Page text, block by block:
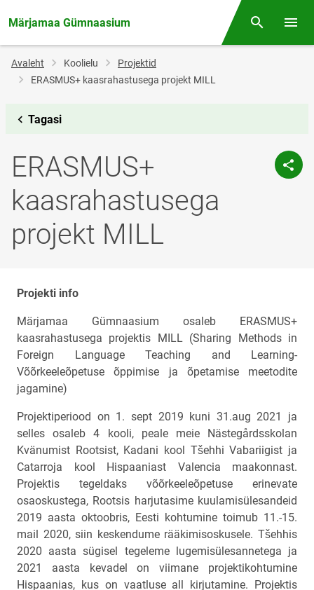
Märjamaa Gümnaasium Otsing
Jälglink
Avaleht Koolielu
Projektid
ERASMUS+ kaasrahastusega projekt MILL
ERASMUS+
kaasrahastusega
projekt MILL
Tagasi
Projekti info
Märjamaa Gümnaasium osaleb ERASMUS+
kaasrahastusega projektis MILL (Sharing Methods in
Foreign Language Teaching and Learning-
Võõrkeeleõpetuse õppimise ja õpetamise meetodite
jagamine)
Projektiperiood on 1. sept 2019 kuni 31.aug 2021 ja
selles osaleb 4 kooli, peale meie Nästegårdsskolan
Kvänumist Rootsist, Kadani kool Tšehhi Vabariigist ja
Catarroja kool Hispaaniast Valencia maakonnast.
Projektis tegeldaks võõrkeeleõpetuse erinevate
osaoskustega, Rootsis harjutasime kuulamisülesandeid
2019 aasta oktoobris, Eesti kohtumine toimub 11.-15.
mail 2020, siin keskendume rääkimisoskusele. Tšehhis
2020 aasta sügisel tegeleme lugemisülesannetega ja
2021 aasta kevadel on viimane projektikohtumine
Hispaanias, kus on vaatluse all kirjutamine. Projektis